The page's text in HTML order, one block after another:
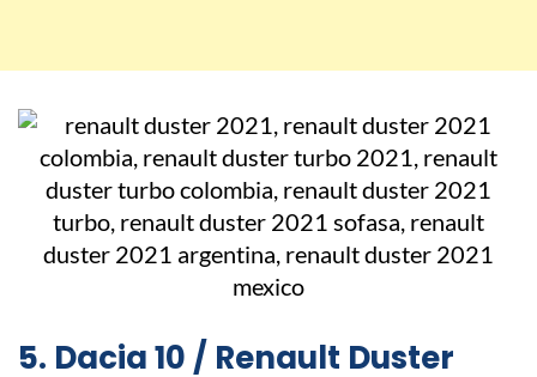
5. Dacia 10 / Renault Duster